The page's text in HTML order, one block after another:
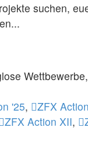
suchen,
'25, ZFX
ZFX Action XII,